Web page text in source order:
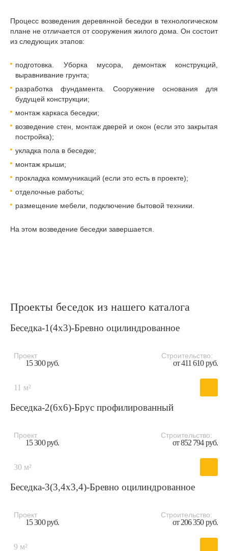
Процесс возведения деревянной беседки в технологическом
плане не отличается от сооружения жилого дома. Он состоит
из следующих этапов:
подготовка. Уборка мусора, демонтаж конструкций,
выравнивание грунта;
разработка фундамента. Сооружение основания для
будущей конструкции;
монтаж каркаса беседки;
возведение стен, монтаж дверей и окон (если это закрытая
постройка);
укладка пола в беседке;
монтаж крыши;
прокладка коммуникаций (если это есть в проекте);
отделочные работы;
размещение мебели, подключение бытовой техники.
На этом возведение беседки завершается.
Проекты беседок из нашего каталога
Беседка-1(4x3)-Бревно оцилиндрованное
Проект
15 300 руб.
Строительство:
от 411 610 руб.
11 м²
Беседка-2(6x6)-Брус профилированный
Проект
15 300 руб.
Строительство:
от 852 794 руб.
30 м²
Беседка-3(3,4x3,4)-Бревно оцилиндрованное
Проект
15 300 руб.
Строительство:
от 206 350 руб.
9 м²